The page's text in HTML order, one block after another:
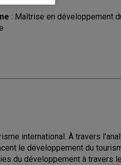
: Maîtrise en développement
international. À travers
le développement du
du développement à travers